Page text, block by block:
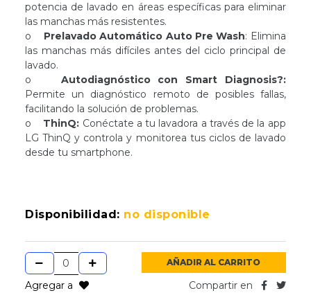
potencia de lavado en áreas específicas para eliminar
las manchas más resistentes.
o Prelavado Automático Auto Pre Wash: Elimina
las manchas más difíciles antes del ciclo principal de
lavado.
o Autodiagnóstico con Smart Diagnosis?:
Permite un diagnóstico remoto de posibles fallas,
facilitando la solución de problemas.
o ThinQ: Conéctate a tu lavadora a través de la app
LG ThinQ y controla y monitorea tus ciclos de lavado
desde tu smartphone.
Disponibilidad: no disponible
AÑADIR AL CARRITO
Agregar a Compartir en